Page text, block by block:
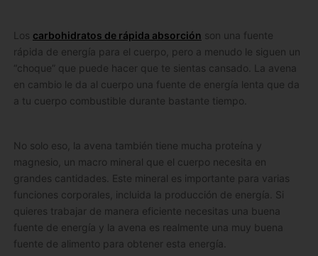
Los carbohidratos de rápida absorción son una fuente
rápida de energía para el cuerpo, pero a menudo le siguen un
“choque” que puede hacer que te sientas cansado. La avena
en cambio le da al cuerpo una fuente de energía lenta que da
a tu cuerpo combustible durante bastante tiempo.
No solo eso, la avena también tiene mucha proteína y
magnesio, un macro mineral que el cuerpo necesita en
grandes cantidades. Este mineral es importante para varias
funciones corporales, incluida la producción de energía. Si
quieres trabajar de manera eficiente necesitas una buena
fuente de energía y la avena es realmente una muy buena
fuente de alimento para obtener esta energía.